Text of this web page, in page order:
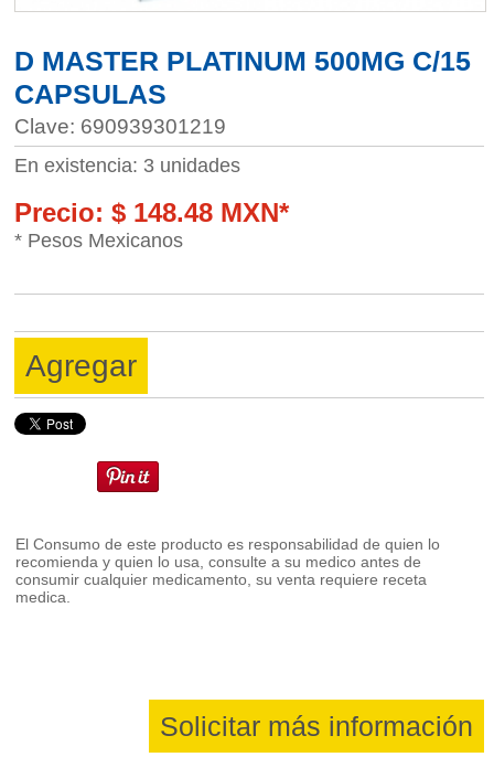
D MASTER PLATINUM 500MG C/15
CAPSULAS
Clave: 690939301219
En existencia: 3 unidades
Precio: $ 148.48 MXN*
* Pesos Mexicanos
Agregar
El Consumo de este producto es responsabilidad de quien lo
recomienda y quien lo usa, consulte a su medico antes de
consumir cualquier medicamento, su venta requiere receta
medica.
Solicitar más información